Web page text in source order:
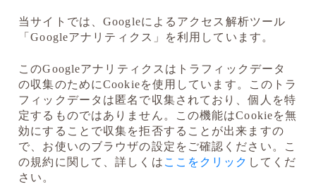
当サイトでは、Googleによるアクセス解析ツール
「Googleアナリティクス」を利用しています。
このGoogleアナリティクスはトラフィックデータ
の収集のためにCookieを使用しています。このトラ
フィックデータは匿名で収集されており、個人を特
定するものではありません。この機能はCookieを無
効にすることで収集を拒否することが出来ますの
で、お使いのブラウザの設定をご確認ください。こ
の規約に関して、詳しくは ここをクリック してくだ
さい。